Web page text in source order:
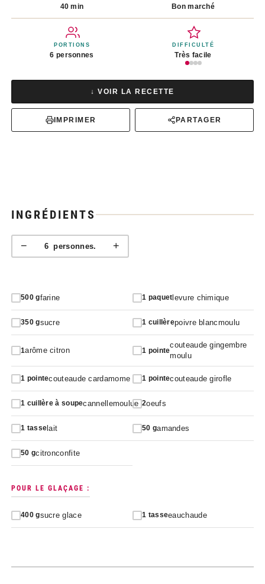
40 min Bon marché
PORTIONS
6 personnes
DIFFICULTÉ
Très facile
↓ VOIR LA RECETTE
IMPRIMER PARTAGER
INGRÉDIENTS
− 6personnes. +
500 gfarine 1 paquetlevure chimique
350 gsucre 1 cuillèrepoivre blancmoulu
1arôme citron 1 pointe
couteaude gingembre
moulu
1 pointecouteaude cardamome 1 pointecouteaude girofle
1 cuillère à soupecannellemoulue 2oeufs
1 tasselait 50 gamandes
50 gcitronconfite
POUR LE GLAÇAGE :
400 gsucre glace 1 tasseeauchaude